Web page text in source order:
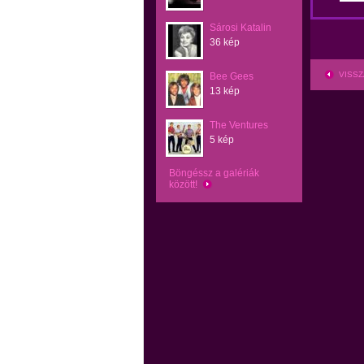
Sárosi Katalin
36 kép
Bee Gees
13 kép
The Ventures
5 kép
Böngéssz a galériák
között!